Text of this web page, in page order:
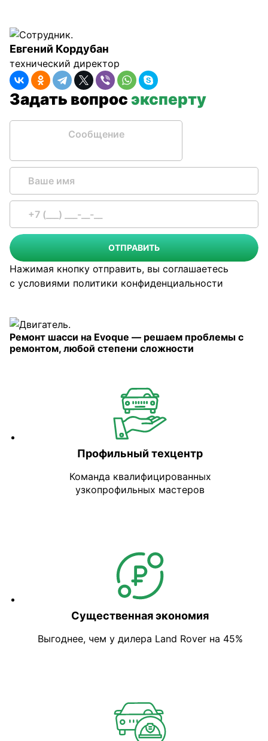
Евгений Кордубан
технический директор
Задать вопросэксперту
ОТПРАВИТЬ
Нажимая кнопку отправить, вы соглашаетесь
с условиями политики конфиденциальности
Ремонт шасси на Evoque — решаем проблемы с
ремонтом, любой степени сложности
Профильный техцентр
Команда квалифицированных
узкопрофильных мастеров
Существенная экономия
Выгоднее, чем у дилера Land Rover на 45%